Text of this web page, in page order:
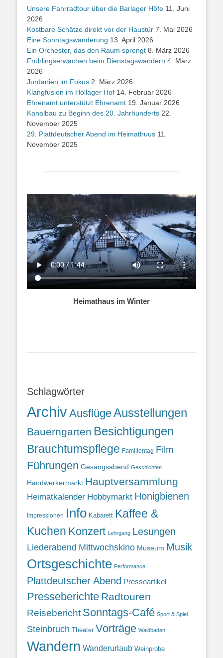
Unsere Fahrradtour über die Barlager Höfe 11. Juni
2026
Kostbare Schätze direkt vor der Haustür 7. Mai 2026
Eine Sonntagswanderung 13. April 2026
Ein Orchester, das den Raum sprengt 8. März 2026
Frühlingserwachen beim Dienstagswandern 4. März
2026
Jordanien im Fokus 2. März 2026
Klangfusion im Hollager Hof 14. Februar 2026
Ehrenamt unterstützt Ehrenamt 19. Januar 2026
Kanalbau zu Beginn des 20. Jahrhunderts 22.
November 2025
29. Plattdeutscher Abend im Heimathuus 11.
November 2025
Heimathaus im Winter
Schlagwörter
ArchivAusflügeAusstellungen
Bauerngarten Besichtigungen
Brauchtumspflege Familientag Film
Führungen Gesangsabend Geschichten
Handwerkermarkt Hauptversammlung
Heimatkalender Hobbymarkt Honigbienen
Impressionen Info Kabarett Kaffee &
Kuchen Konzert Lehrgang Lesungen
Liederabend Mittwochskino Museum Musik
Ortsgeschichte Performance
Plattdeutscher Abend Presseartikel
Presseberichte Radtouren
Reisebericht Sonntags-Café Sport & Spiel
Steinbruch Theater Vorträge Waldbaden
Wandern Wanderurlaub Weinprobe